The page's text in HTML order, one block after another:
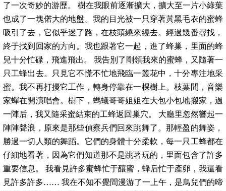
了一次奇妙的游歷。 樹在我眼前逐漸擴大，擴大至一片小綠葉
也成了一塊偌大的地盤。我的目光被一只穿著黃黑毛衣的蜜蜂
吸引了去，它似乎迷了路，在枝頭繞來繞去。經過幾番尋找，
終于找到回家的方向。我也跟著它一起，進了蜂巢，里面的蜂
兒十分忙碌，飛進飛出。 我告別了剛領我來的蜜蜂，又隨著一
只工蜂出去。只見它不慌不忙地飛臨一叢花中，十分專注地采
蜜。我不再打擾它工作，轉身停靠在一棵樹上。枝葉間，音樂
家蟬在開演唱會。樹下，螞蟻哥哥姐姐在大包小包地搬家，過
一陣后，我又隨采蜜結束的工蜂返回巢穴。 大廳里忽然響起一
陣陣聲浪，原來是那些偵察兵們回來跳舞了。那輕盈的舞姿，
勝過一切人類的舞蹈。它們的身體十分柔軟，每一只工蜂都在
仔細地看著，因為它們知道那不是跳著玩的，里面包含了許多
重要信息。 我看見許多蜜蜂忙于釀蜜，蜂后忙于產卵，我還看
見許多許多…… 我在不知不覺間漫游了一上午，是鳥兒們的啼